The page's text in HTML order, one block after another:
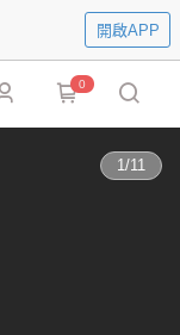
開啟APP
0
1/11